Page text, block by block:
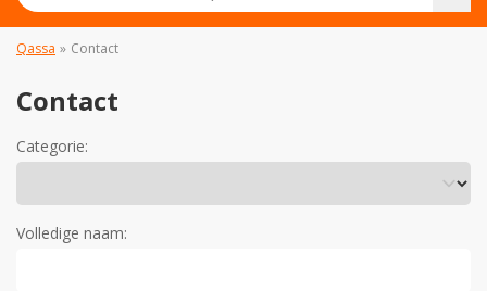
Qassa » Contact
Contact
Categorie:
Volledige naam: